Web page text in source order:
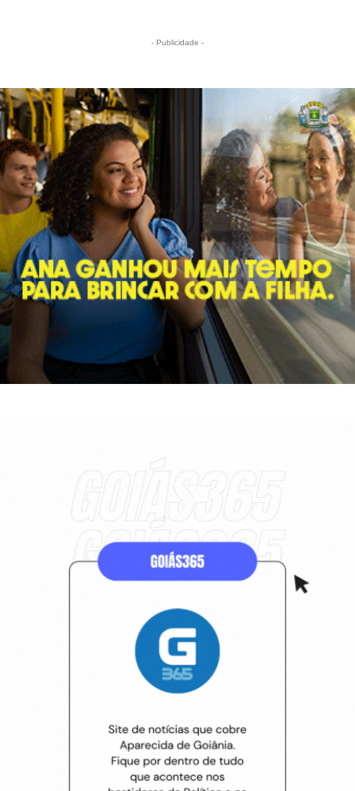
- Publicidade -